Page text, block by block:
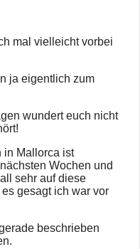
mal vielleicht vorbei
ja eigentlich zum
wundert euch nicht
in Mallorca ist
Wochen und
sehr auf diese
gesagt ich war vor
beschrieben